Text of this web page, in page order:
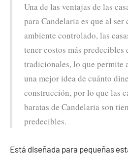
Una de las ventajas de las
para Candelaria es que al ser
ambiente controlado, las
tener costos más predecibles
tradicionales, lo que permite
una mejor idea de cuánto
construcción, por lo que las
baratas de Candelaria son
predecibles.
Está diseñada para pequeñas